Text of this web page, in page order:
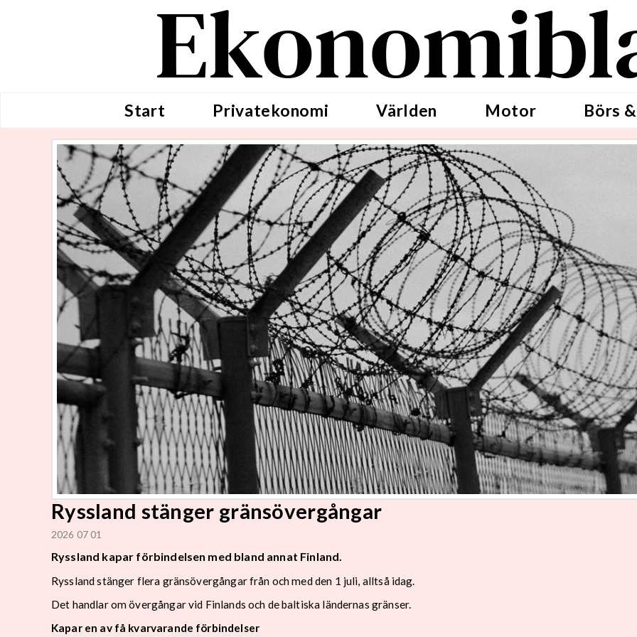
Start Privatekonomi Världen Motor Börs
Ryssland stänger gränsövergångar
2026 07 01
Ryssland kapar förbindelsen med bland annat Finland.
Ryssland stänger flera gränsövergångar från och med den 1 juli, alltså idag.
Det handlar om övergångar vid Finlands och de baltiska ländernas gränser.
Kapar en av få kvarvarande förbindelser